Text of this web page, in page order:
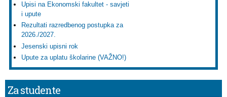
Upisi na Ekonomski fakultet - savjeti
i upute
Rezultati razredbenog postupka za
2026./2027.
Jesenski upisni rok
Upute za uplatu školarine (VAŽNO!)
Za studente